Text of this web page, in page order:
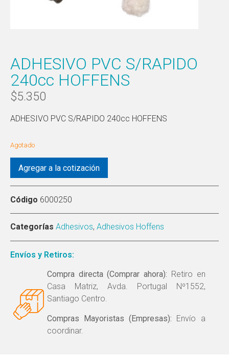
ADHESIVO PVC S/RAPIDO
240cc HOFFENS
$5.350
ADHESIVO PVC S/RAPIDO 240cc HOFFENS
Agotado
Agregar a la cotización
Código 6000250
Categorías Adhesivos, Adhesivos Hoffens
Envíos y Retiros:
Compra directa (Comprar ahora): Retiro en
Casa Matriz, Avda. Portugal Nº1552,
Santiago Centro.
Compras Mayoristas (Empresas): Envío a
coordinar.